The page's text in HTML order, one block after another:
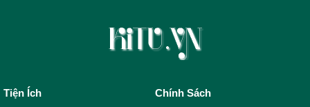
Tiện Ích Chính Sách